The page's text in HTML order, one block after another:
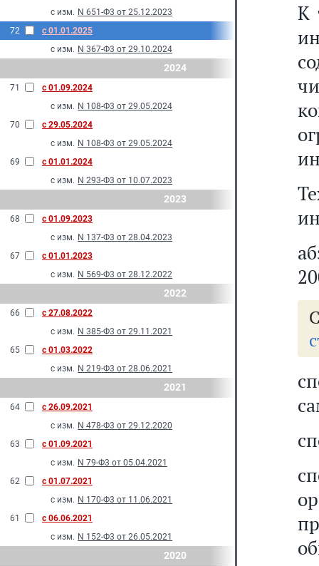
с изм. N 651-Ф3 от 25.12.2023
72
с 01.01.2025
с изм. N 367-Ф3 от 29.10.2024
2024
71
с 01.09.2024
с изм. N 108-Ф3 от 29.05.2024
70
с 29.05.2024
с изм. N 108-Ф3 от 29.05.2024
69
с 01.01.2024
с изм. N 293-Ф3 от 10.07.2023
2023
68
с 01.09.2023
с изм. N 137-Ф3 от 28.04.2023
67
с 01.01.2023
с изм. N 569-Ф3 от 28.12.2022
2022
66
с 27.08.2022
с изм. N 385-Ф3 от 29.11.2021
65
с 01.03.2022
с изм. N 219-Ф3 от 28.06.2021
2021
64
с 26.09.2021
с изм. N 478-Ф3 от 29.12.2020
63
с 01.09.2021
с изм. N 79-Ф3 от 05.04.2021
62
с 01.07.2021
с изм. N 170-Ф3 от 11.06.2021
61
с 06.06.2021
с изм. N 152-Ф3 от 26.05.2021
2020
К